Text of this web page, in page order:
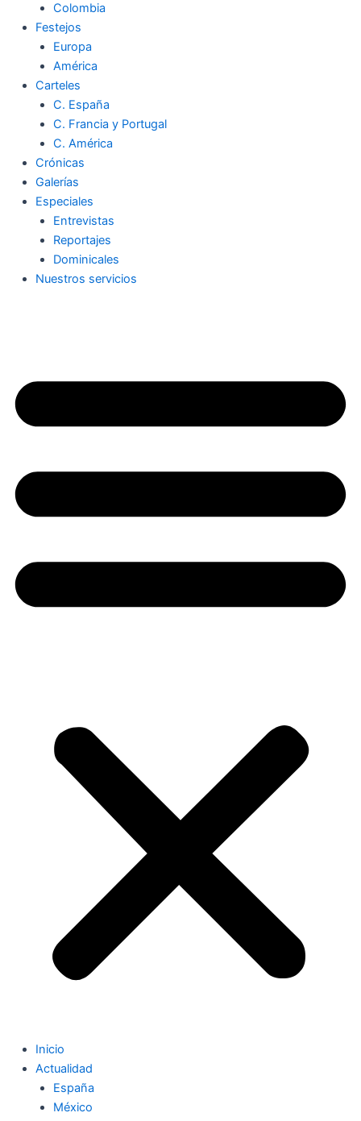
Colombia
Festejos
Europa
América
Carteles
C. España
C. Francia y Portugal
C. América
Crónicas
Galerías
Especiales
Entrevistas
Reportajes
Dominicales
Nuestros servicios
Inicio
Actualidad
España
México